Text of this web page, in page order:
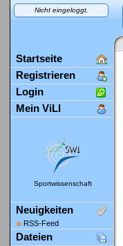
Nicht eingeloggt.
Startseite
Registrieren
Login
Mein ViLI
Sportwissenschaft
Neuigkeiten
RSS-Feed
Dateien